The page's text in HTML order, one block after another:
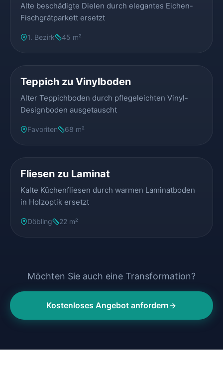
Alte beschädigte Dielen durch elegantes Eichen-
Fischgrätparkett ersetzt
1. Bezirk 45 m²
Teppich zu Vinylboden
Alter Teppichboden durch pflegeleichten Vinyl-
Designboden ausgetauscht
Favoriten 68 m²
Fliesen zu Laminat
Kalte Küchenfliesen durch warmen Laminatboden
in Holzoptik ersetzt
Döbling 22 m²
Möchten Sie auch eine Transformation?
Kostenloses Angebot anfordern